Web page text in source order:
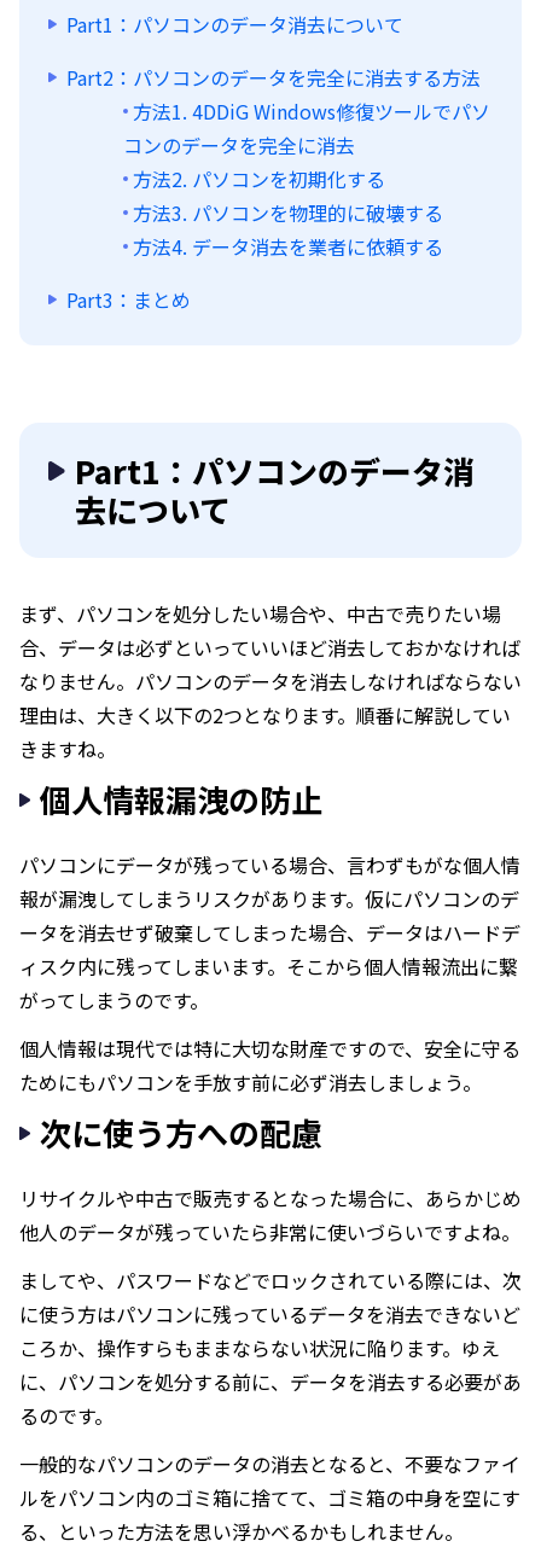
Part1：パソコンのデータ消去について
Part2：パソコンのデータを完全に消去する方法
方法1. 4DDiG Windows修復ツールでパソ
コンのデータを完全に消去
方法2. パソコンを初期化する
方法3. パソコンを物理的に破壊する
方法4. データ消去を業者に依頼する
Part3：まとめ
Part1：パソコンのデータ消
去について
まず、パソコンを処分したい場合や、中古で売りたい場
合、データは必ずといっていいほど消去しておかなければ
なりません。パソコンのデータを消去しなければならない
理由は、大きく以下の2つとなります。順番に解説してい
きますね。
個人情報漏洩の防止
パソコンにデータが残っている場合、言わずもがな個人情
報が漏洩してしまうリスクがあります。仮にパソコンのデ
ータを消去せず破棄してしまった場合、データはハードデ
ィスク内に残ってしまいます。そこから個人情報流出に繋
がってしまうのです。
個人情報は現代では特に大切な財産ですので、安全に守る
ためにもパソコンを手放す前に必ず消去しましょう。
次に使う方への配慮
リサイクルや中古で販売するとなった場合に、あらかじめ
他人のデータが残っていたら非常に使いづらいですよね。
ましてや、パスワードなどでロックされている際には、次
に使う方はパソコンに残っているデータを消去できないど
ころか、操作すらもままならない状況に陥ります。ゆえ
に、パソコンを処分する前に、データを消去する必要があ
るのです。
一般的なパソコンのデータの消去となると、不要なファイ
ルをパソコン内のゴミ箱に捨てて、ゴミ箱の中身を空にす
る、といった方法を思い浮かべるかもしれません。